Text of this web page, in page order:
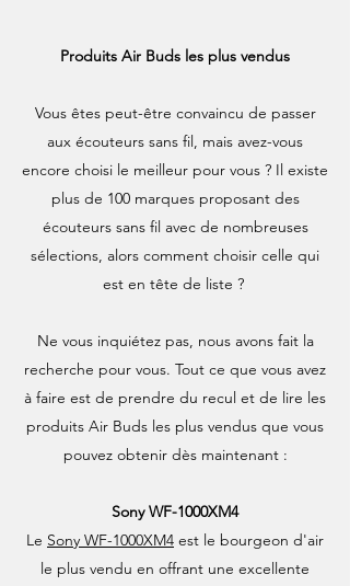
Produits Air Buds les plus vendus
Vous êtes peut-être convaincu de passer
aux écouteurs sans fil, mais avez-vous
encore choisi le meilleur pour vous ? Il existe
plus de 100 marques proposant des
écouteurs sans fil avec de nombreuses
sélections, alors comment choisir celle qui
est en tête de liste ?
Ne vous inquiétez pas, nous avons fait la
recherche pour vous. Tout ce que vous avez
à faire est de prendre du recul et de lire les
produits Air Buds les plus vendus que vous
pouvez obtenir dès maintenant :
Sony WF-1000XM4
Le Sony WF-1000XM4 est le bourgeon d'air
le plus vendu en offrant une excellente